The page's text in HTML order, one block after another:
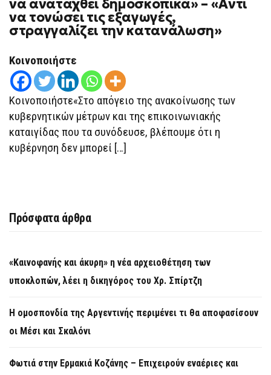
ΚΥΒΈΡΝΗΣΗ
ΔΕΝ
ΜΠΟΡΕΊ
ΝΑ
ΤΙΣ
ΕΞΑΓΩΓΈΣ,
ΣΤΡΑΓΓΑΛΊΖΕΙ
ΤΗΝ
ΚΑΤΑΝΆΛΩΣΗ»
να αναταχθεί δημοσκοπικά» – «Αντί
να τονώσει τις εξαγωγές,
στραγγαλίζει την κατανάλωση»
Κοινοποιήστε
Κοινοποιήστε«Στο απόγειο της ανακοίνωσης των
κυβερνητικών μέτρων και της επικοινωνιακής
καταιγίδας που τα συνόδευσε, βλέπουμε ότι η
κυβέρνηση δεν μπορεί […]
Πρόσφατα άρθρα
«Καινοφανής και άκυρη» η νέα αρχειοθέτηση των
υποκλοπών, λέει η δικηγόρος του Χρ. Σπίρτζη
Η ομοσπονδία της Αργεντινής περιμένει τι θα αποφασίσουν
οι Μέσι και Σκαλόνι
Φωτιά στην Ερμακιά Κοζάνης – Επιχειρούν εναέριες και